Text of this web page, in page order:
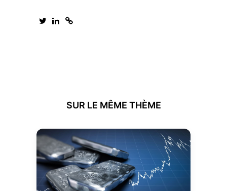
SUR LE MÊME THÈME